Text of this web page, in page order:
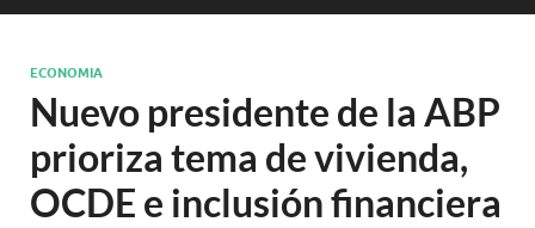
ECONOMIA
Nuevo presidente de la ABP
prioriza tema de vivienda,
OCDE e inclusión financiera